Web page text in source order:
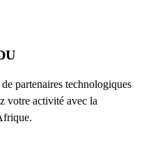
partenaires technologiques
votre activité avec la